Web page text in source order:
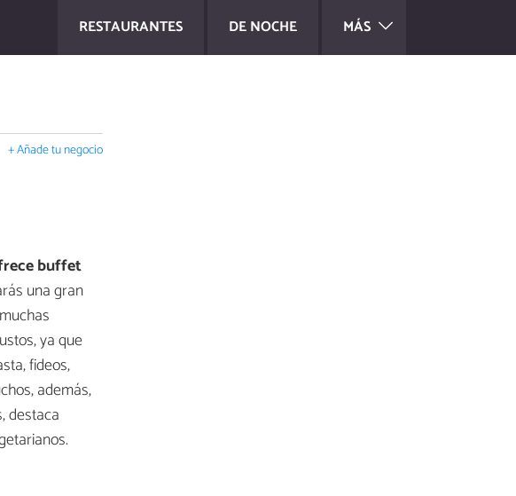
RESTAURANTES DE NOCHE MÁS
+ Añade tu negocio
buffet
una gran
ya que
fideos,
además,
destaca